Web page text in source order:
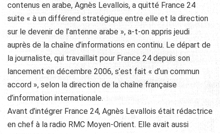
contenus en arabe, Agnès Levallois, a quitté France 24
suite « à un différend stratégique entre elle et la direction
sur le devenir de l’antenne arabe », a-t-on appris jeudi
auprès de la chaîne d’informations en continu. Le départ de
la journaliste, qui travaillait pour France 24 depuis son
lancement en décembre 2006, s’est fait « d’un commun
accord », selon la direction de la chaîne française
d’information internationale.
Avant d’intégrer France 24, Agnès Levallois était rédactrice
en chef à la radio RMC Moyen-Orient. Elle avait aussi